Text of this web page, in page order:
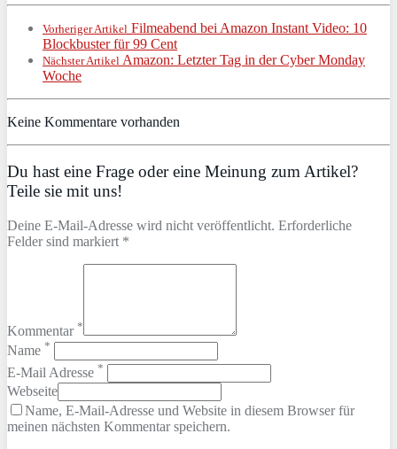
Vorheriger Artikel Filmeabend bei Amazon Instant Video: 10
Blockbuster für 99 Cent
Nächster Artikel Amazon: Letzter Tag in der Cyber Monday
Woche
Keine Kommentare vorhanden
Du hast eine Frage oder eine Meinung zum Artikel?
Teile sie mit uns!
Deine E-Mail-Adresse wird nicht veröffentlicht. Erforderliche
Felder sind markiert *
Kommentar *
Name *
E-Mail Adresse *
Webseite
Name, E-Mail-Adresse und Website in diesem Browser für
meinen nächsten Kommentar speichern.